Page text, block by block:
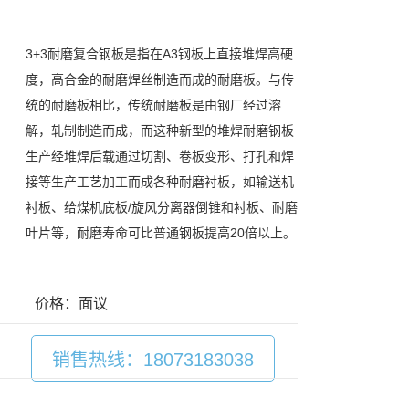
3+3耐磨复合钢板是指在A3钢板上直接堆焊高硬
度，高合金的耐磨焊丝制造而成的耐磨板。与传
统的耐磨板相比，传统耐磨板是由钢厂经过溶
解，轧制制造而成，而这种新型的堆焊耐磨钢板
生产经堆焊后载通过切割、卷板变形、打孔和焊
接等生产工艺加工而成各种耐磨衬板，如输送机
衬板、给煤机底板/旋风分离器倒锥和衬板、耐磨
叶片等，耐磨寿命可比普通钢板提高20倍以上。
价格：面议
销售热线：18073183038